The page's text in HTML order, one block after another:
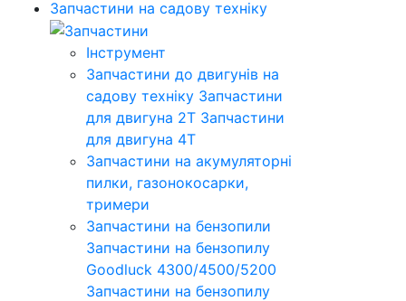
Запчастини на садову техніку
Інструмент
Запчастини до двигунів на
садову техніку Запчастини
для двигуна 2Т Запчастини
для двигуна 4Т
Запчастини на акумуляторні
пилки, газонокосарки,
тримери
Запчастини на бензопили
Запчастини на бензопилу
Goodluck 4300/4500/5200
Запчастини на бензопилу